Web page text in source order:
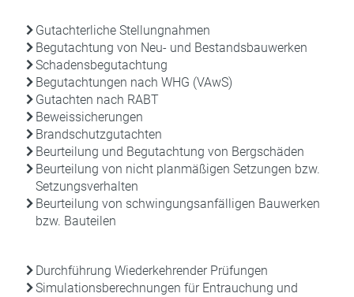
Gutachterliche Stellungnahmen
Begutachtung von Neu- und Bestandsbauwerken
Schadensbegutachtung
Begutachtungen nach WHG (VAwS)
Gutachten nach RABT
Beweissicherungen
Brandschutzgutachten
Beurteilung und Begutachtung von Bergschäden
Beurteilung von nicht planmäßigen Setzungen bzw.
Setzungsverhalten
Beurteilung von schwingungsanfälligen Bauwerken
bzw. Bauteilen
Durchführung Wiederkehrender Prüfungen
Simulationsberechnungen für Entrauchung und